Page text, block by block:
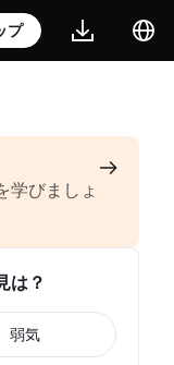
プ
学びましょ
は？
弱気